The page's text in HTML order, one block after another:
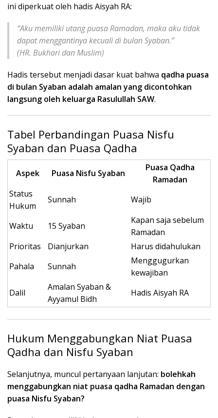
ini diperkuat oleh hadis Aisyah RA:
“Aku memiliki utang puasa Ramadan, maka aku tidak
dapat menggantinya kecuali di bulan Syaban.”
(HR. Bukhari dan Muslim)
Hadis tersebut menjadi dasar kuat bahwa qadha puasa
di bulan Syaban adalah amalan yang dicontohkan
langsung oleh keluarga Rasulullah SAW.
Tabel Perbandingan Puasa Nisfu
Syaban dan Puasa Qadha
Aspek Puasa Nisfu Syaban
Puasa Qadha
Ramadan
Status
Hukum
Sunnah Wajib
Waktu 15 Syaban
Kapan saja sebelum
Ramadan
Prioritas
Dianjurkan
Harus didahulukan
Pahala
Sunnah
Menggugurkan
kewajiban
Dalil
Amalan Syaban &
Ayyamul Bidh
Hadis Aisyah RA
Hukum Menggabungkan Niat Puasa
Qadha dan Nisfu Syaban
Selanjutnya, muncul pertanyaan lanjutan: bolehkah
menggabungkan niat puasa qadha Ramadan dengan
puasa Nisfu Syaban?